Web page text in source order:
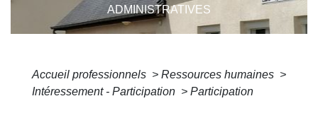
ADMINISTRATIVES
Accueil professionnels > Ressources humaines >
Intéressement - Participation > Participation